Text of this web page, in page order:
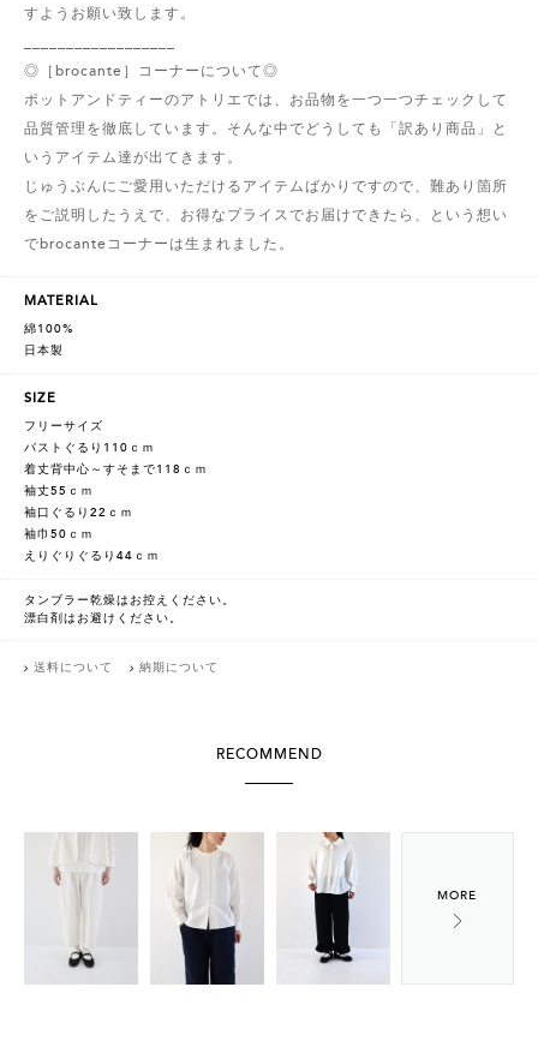
すようお願い致します。
◎［brocante］コーナーについて◎
ポットアンドティーのアトリエでは、お品物を一つ一つチェックして
品質管理を徹底しています。そんな中でどうしても「訳あり商品」と
いうアイテム達が出てきます。
じゅうぶんにご愛用いただけるアイテムばかりですので、難あり箇所
をご説明したうえで、お得なプライスでお届けできたら、という想い
でbrocanteコーナーは生まれました。
MATERIAL
綿100%
日本製
SIZE
フリーサイズ
バストぐるり110ｃｍ
着丈背中心～すそまで118ｃｍ
袖丈55ｃｍ
袖口ぐるり22ｃｍ
袖巾50ｃｍ
えりぐりぐるり44ｃｍ
タンブラー乾燥はお控えください。
漂白剤はお避けください。
送料について 納期について
RECOMMEND